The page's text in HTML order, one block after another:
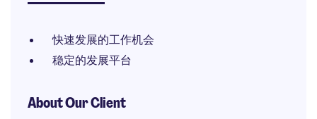
快速发展的工作机会
稳定的发展平台
About Our Client